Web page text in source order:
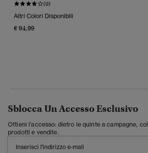
(9)
Altri Colori Disponibili
€ 94,99
Sblocca Un Accesso Esclusivo
Ottieni l'accesso: dietro le quinte a campagne,
prodotti e vendite.